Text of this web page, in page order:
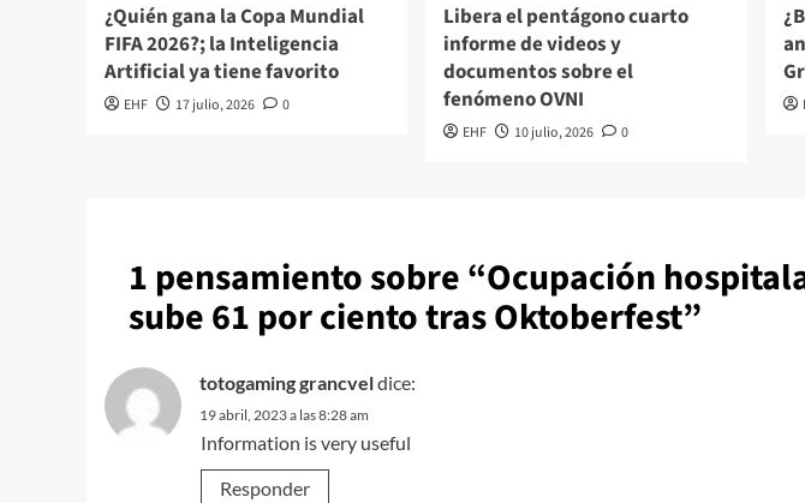
¿Quién gana la Copa Mundial
FIFA 2026?; la Inteligencia
Artificial ya tiene favorito
EHF 17 julio, 2026 0
Libera el pentágono cuarto
informe de videos y
documentos sobre el
fenómeno OVNI
EHF 10 julio, 2026 0
1 pensamiento sobre “Ocupación
sube 61 por ciento tras Oktoberfest”
totogaming grancveldice:
19 abril, 2023 a las 8:28 am
Information is very useful
Responder